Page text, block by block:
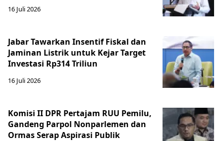
16 Juli 2026
Jabar Tawarkan Insentif Fiskal dan
Jaminan Listrik untuk Kejar Target
Investasi Rp314 Triliun
16 Juli 2026
Komisi II DPR Pertajam RUU Pemilu,
Gandeng Parpol Nonparlemen dan
Ormas Serap Aspirasi Publik